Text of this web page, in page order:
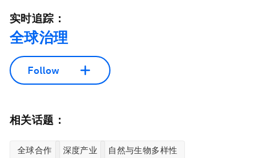
实时追踪：
全球治理
Follow
相关话题：
全球合作 深度产业 自然与生物多样性